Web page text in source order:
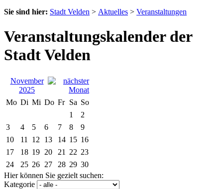
Sie sind hier: Stadt Velden > Aktuelles > Veranstaltungen
Veranstaltungskalender der
Stadt Velden
November
2025
Mo Di Mi Do Fr Sa So
1
2
3
4 5 6 7 8
9
10
11 12 13 14 15 16
17
18 19 20 21 22 23
24
25 26 27 28 29 30
Hier können Sie gezielt suchen:
Kategorie